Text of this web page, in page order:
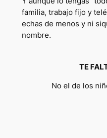
familia, trabajo fijo y
echas de menos y ni
nombre.
TE
No el de los